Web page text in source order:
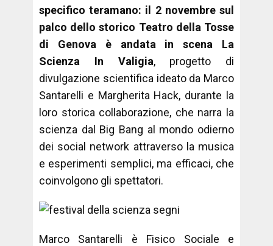
specifico teramano: il 2 novembre sul
palco dello storico Teatro della Tosse
di Genova è andata in scena La
Scienza In Valigia, progetto di
divulgazione scientifica ideato da Marco
Santarelli e Margherita Hack, durante la
loro storica collaborazione, che narra la
scienza dal Big Bang al mondo odierno
dei social network attraverso la musica
e esperimenti semplici, ma efficaci, che
coinvolgono gli spettatori.
Marco Santarelli è Fisico Sociale e